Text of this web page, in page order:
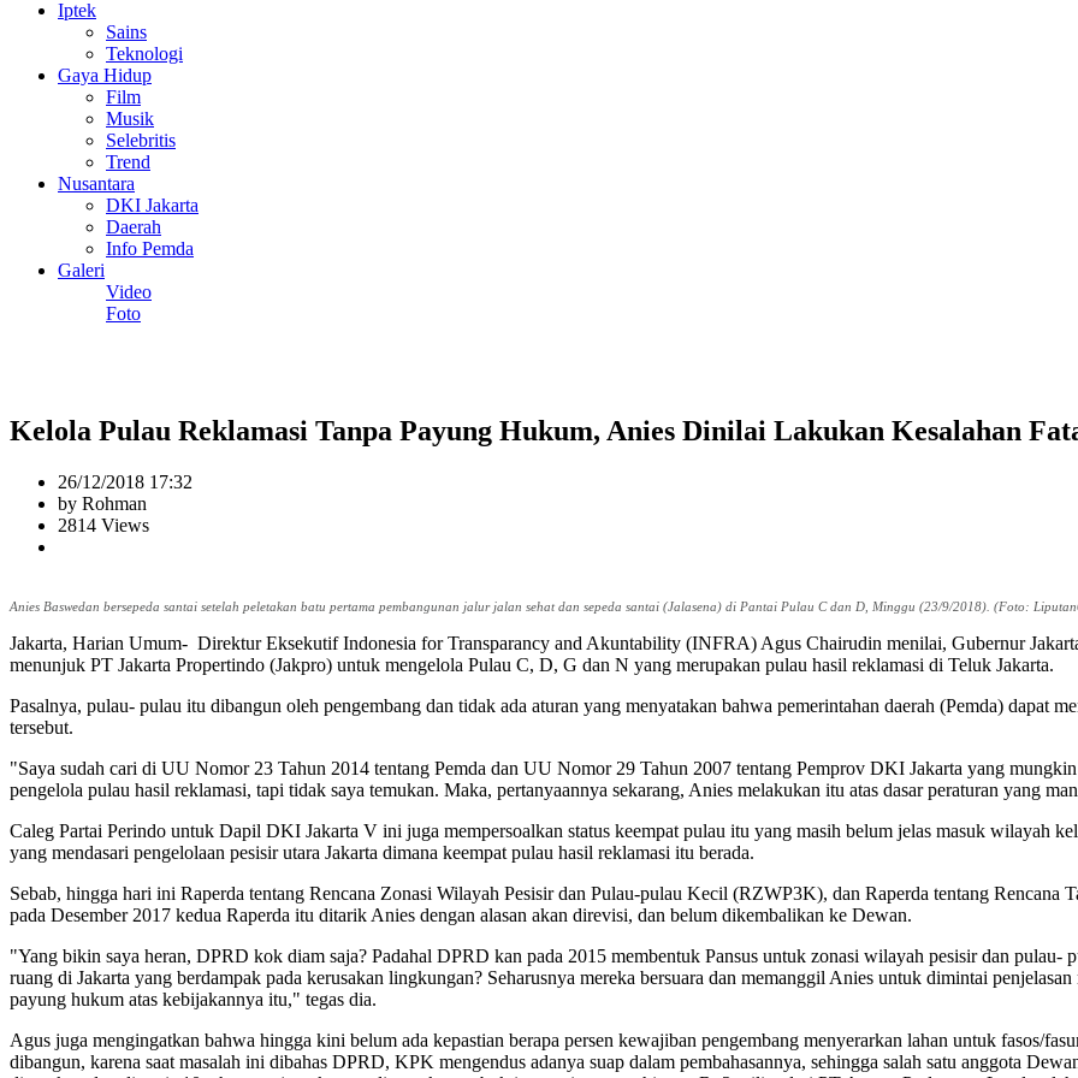
Iptek
Sains
Teknologi
Gaya Hidup
Film
Musik
Selebritis
Trend
Nusantara
DKI Jakarta
Daerah
Info Pemda
Galeri
Video
Foto
Kelola Pulau Reklamasi Tanpa Payung Hukum, Anies Dinilai Lakukan Kesalahan
26/12/2018 17:32
by Rohman
2814 Views
Anies Baswedan bersepeda santai setelah peletakan batu pertama pembangunan jalur jalan sehat dan sepeda santai (Jalasena) di Pantai Pulau C dan D, Minggu (23/9/2018). (Foto:
Jakarta, Harian Umum- Direktur Eksekutif Indonesia for Transparancy and Akuntability (INFRA) Agus Chairudin menilai, Gubernur
menunjuk PT Jakarta Propertindo (Jakpro) untuk mengelola Pulau C, D, G dan N yang merupakan pulau hasil reklamasi di Teluk Jakarta.
Pasalnya, pulau- pulau itu dibangun oleh pengembang dan tidak ada aturan yang menyatakan bahwa pemerintahan daerah (Pemda) dapat
tersebut.
"Saya sudah cari di UU Nomor 23 Tahun 2014 tentang Pemda dan UU Nomor 29 Tahun 2007 tentang Pemprov DKI Jakarta yang
pengelola pulau hasil reklamasi, tapi tidak saya temukan. Maka, pertanyaannya sekarang, Anies melakukan itu atas dasar peraturan yang
Caleg Partai Perindo untuk Dapil DKI Jakarta V ini juga mempersoalkan status keempat pulau itu yang masih belum jelas masuk wilayah
yang mendasari pengelolaan pesisir utara Jakarta dimana keempat pulau hasil reklamasi itu berada.
Sebab, hingga hari ini Raperda tentang Rencana Zonasi Wilayah Pesisir dan Pulau-pulau Kecil (RZWP3K), dan Raperda tentang Rencana
pada Desember 2017 kedua Raperda itu ditarik Anies dengan alasan akan direvisi, dan belum dikembalikan ke Dewan.
"Yang bikin saya heran, DPRD kok diam saja? Padahal DPRD kan pada 2015 membentuk Pansus untuk zonasi wilayah pesisir dan pulau-
ruang di Jakarta yang berdampak pada kerusakan lingkungan? Seharusnya mereka bersuara dan memanggil Anies untuk dimintai
payung hukum atas kebijakannya itu," tegas dia.
Agus juga mengingatkan bahwa hingga kini belum ada kepastian berapa persen kewajiban pengembang menyerarkan lahan untuk fasos/
dibangun, karena saat masalah ini dibahas DPRD, KPK mengendus adanya suap dalam pembahasannya, sehingga salah satu anggota